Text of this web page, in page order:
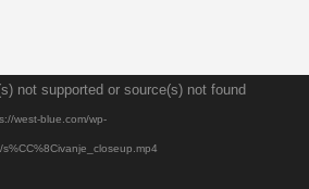
Video-
Player
not supported or source(s) not found
west-blue.com/wp-